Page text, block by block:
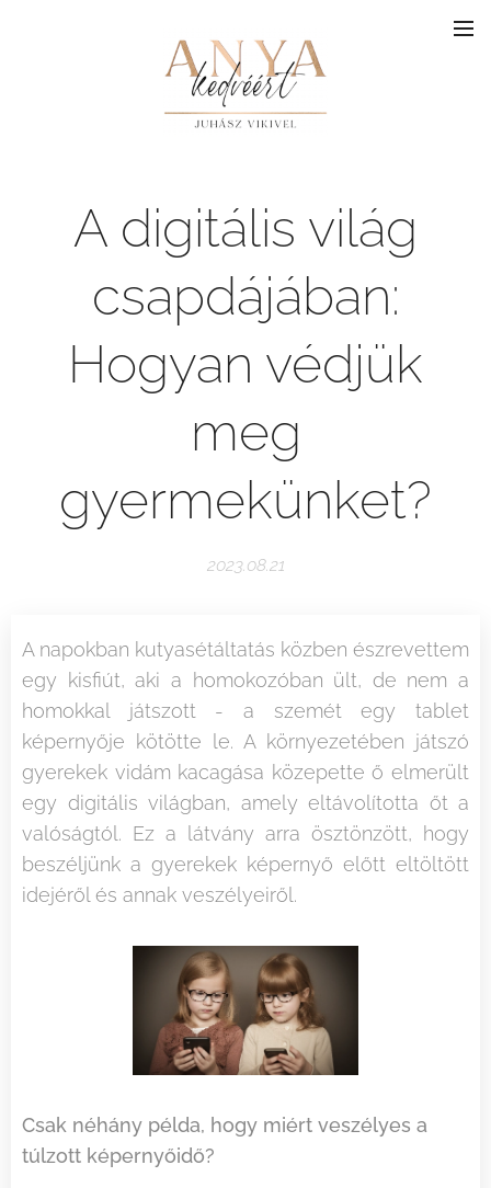
A digitális világ
csapdájában:
Hogyan védjük
meg
gyermekünket?
2023.08.21
A napokban kutyasétáltatás közben észrevettem
egy kisfiút, aki a homokozóban ült, de nem a
homokkal játszott - a szemét egy tablet
képernyője kötötte le. A környezetében játszó
gyerekek vidám kacagása közepette ő elmerült
egy digitális világban, amely eltávolította őt a
valóságtól. Ez a látvány arra ösztönzött, hogy
beszéljünk a gyerekek képernyő előtt eltöltött
idejéről és annak veszélyeiről.
Csak néhány példa, hogy miért veszélyes a
túlzott képernyőidő?